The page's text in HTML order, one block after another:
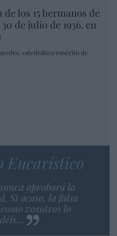
los 15 hermanos de
de julio de 1936, en
catedrático emérito de
Eucarístico
aprobará la
Si acaso, la falsa
vosotros lo